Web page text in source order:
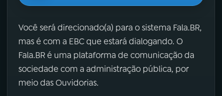
Você será direcionado(a) para o sistema Fala.BR,
mas é com a EBC que estará dialogando. O
Fala.BR é uma plataforma de comunicação da
sociedade com a administração pública, por
meio das Ouvidorias.